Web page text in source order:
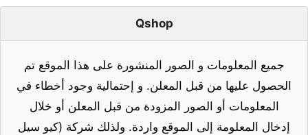
Qshop
جميع المعلومات و الصور المنشورة على هذا الموقع تم
الحصول عليها من قبل المعلن. و إحتمالية وجود أخطاء في
المعلومات أو الصور المزودة من قبل المعلن أو خلال
إدخال المعلومة إلى الموقع واردة. ولذلك شركة (كيو سيل